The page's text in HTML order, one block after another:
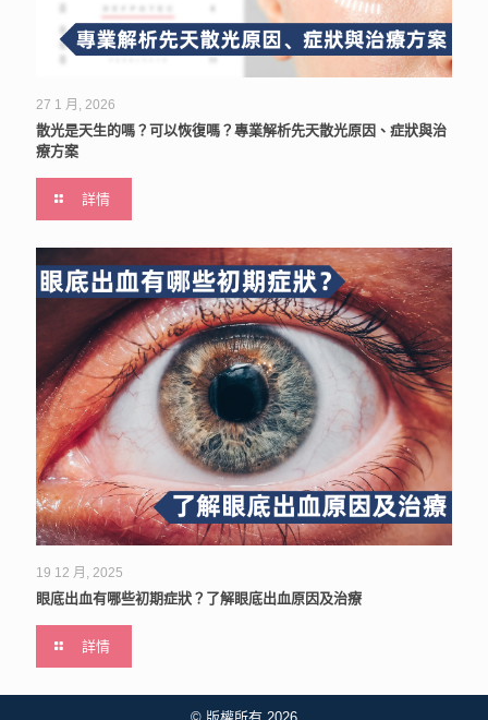
27 1 月, 2026
散光是天生的嗎？可以恢復嗎？專業解析先天散光原因、症狀與治
療方案
詳情
19 12 月, 2025
眼底出血有哪些初期症狀？了解眼底出血原因及治療
詳情